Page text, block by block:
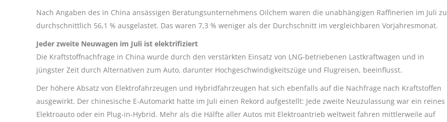
Nach Angaben des in China ansässigen Beratungsunternehmens Oilchem waren die unabhängigen Raffinerien im Juli zu
durchschnittlich 56,1 % ausgelastet. Das waren 7,3 % weniger als der Durchschnitt im vergleichbaren Vorjahresmonat.
Jeder zweite Neuwagen im Juli ist elektrifiziert
Die Kraftstoffnachfrage in China wurde durch den verstärkten Einsatz von LNG-betriebenen Lastkraftwagen und in
jüngster Zeit durch Alternativen zum Auto, darunter Hochgeschwindigkeitszüge und Flugreisen, beeinflusst.
Der höhere Absatz von Elektrofahrzeugen und Hybridfahrzeugen hat sich ebenfalls auf die Nachfrage nach Kraftstoffen
ausgewirkt. Der chinesische E-Automarkt hatte im Juli einen Rekord aufgestellt: Jede zweite Neuzulassung war ein reines
Elektroauto oder ein Plug-in-Hybrid. Mehr als die Hälfte aller Autos mit Elektroantrieb weltweit fahren mittlerweile auf